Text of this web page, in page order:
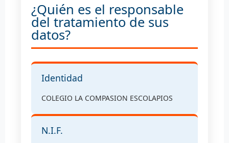
¿Quién es el responsable
del tratamiento de sus
datos?
Identidad
COLEGIO LA COMPASION ESCOLAPIOS
N.I.F.